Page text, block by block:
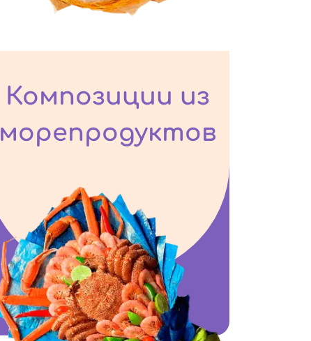
Композиции из
морепродуктов